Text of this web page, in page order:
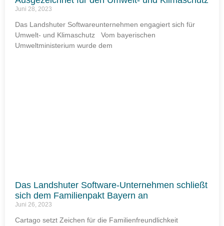
Juni 28, 2023
Das Landshuter Softwareunternehmen engagiert sich für
Umwelt- und Klimaschutz Vom bayerischen
Umweltministerium wurde dem
Das Landshuter Software-Unternehmen schließt
sich dem Familienpakt Bayern an
Juni 26, 2023
Cartago setzt Zeichen für die Familienfreundlichkeit